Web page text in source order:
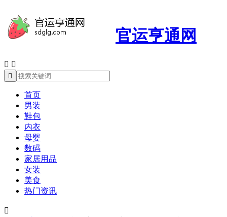
官运亨通网
 

首页
男装
鞋包
内衣
母婴
数码
家居用品
女装
美食
热门资讯
